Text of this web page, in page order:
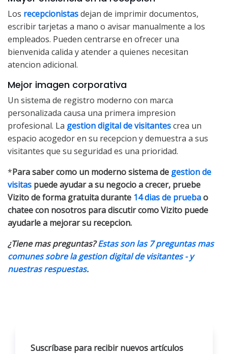
Los recepcionistasdejan de imprimir documentos,
escribir tarjetas a mano o avisar manualmente a los
empleados. Pueden centrarse en ofrecer una
bienvenida calida y atender a quienes necesitan
atencion adicional.
Mejor imagen corporativa
Un sistema de registro moderno con marca
personalizada causa una primera impresion
profesional. La gestion digital de visitantescrea un
espacio acogedor en su recepcion y demuestra a sus
visitantes que su seguridad es una prioridad.
*Para saber como un moderno sistema de gestion de
visitas puede ayudar a su negocio a crecer, pruebe
Vizito de forma gratuita durante 14 dias de pruebao
chatee con nosotros para discutir como Vizito puede
ayudarle a mejorar su recepcion.
¿Tiene mas preguntas?Estas son las 7 preguntas mas
comunes sobre la gestion digital de visitantes - y
nuestras respuestas.
Suscríbase para recibir nuevos artículos